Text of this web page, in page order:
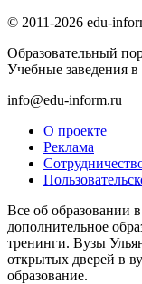
© 2011-2026 edu-
Образовательный
Учебные заведения в
info@edu-inform.ru
О проекте
Реклама
Все об образовании
дополнительное
тренинги. Вузы
открытых дверей в
образование.